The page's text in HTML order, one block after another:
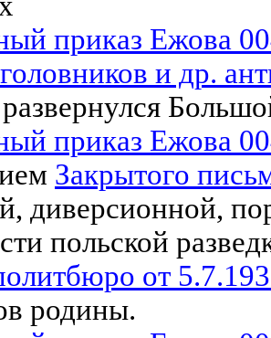
приказ Ежова
и др.
приказ Ежова
Закрытого
диверсионной,
польской
от
родины.